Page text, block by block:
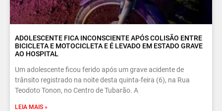
ADOLESCENTE FICA INCONSCIENTE APÓS COLISÃO ENTRE
BICICLETA E MOTOCICLETA E É LEVADO EM ESTADO GRAVE
AO HOSPITAL
Um adolescente ficou ferido após um grave acidente de
trânsito registrado na noite desta quinta-feira (6), na Rua
Teodoto Tonon, no Centro de Tubarão. A
LEIA MAIS »